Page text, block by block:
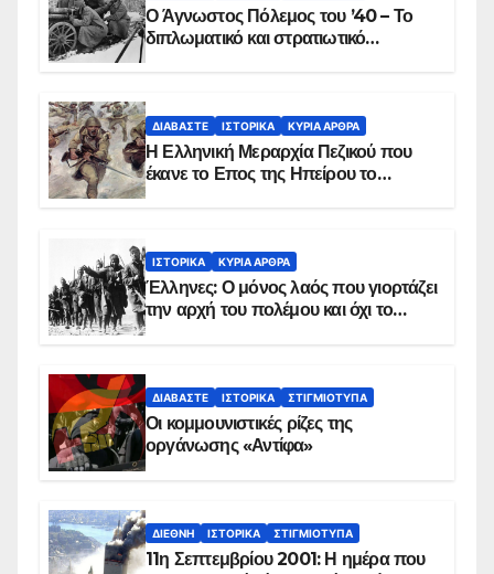
Ο Άγνωστος Πόλεμος του ’40 – Το
διπλωματικό και στρατιωτικό
ΔΙΑΒΆΣΤΕ ΙΣΤΟΡΙΚΆ ΚΥΡΙΑ ΑΡΘΡΑ
Η Ελληνική Μεραρχία Πεζικού που
έκανε το Επος της Ηπείρου το
ΙΣΤΟΡΙΚΆ ΚΥΡΙΑ ΑΡΘΡΑ
Έλληνες: Ο μόνος λαός που γιορτάζει
την αρχή του πολέμου και όχι το
ΔΙΑΒΆΣΤΕ ΙΣΤΟΡΙΚΆ ΣΤΙΓΜΙΌΤΥΠΑ
Οι κομμουνιστικές ρίζες της
οργάνωσης «Αντίφα»
ΔΙΕΘΝΉ ΙΣΤΟΡΙΚΆ ΣΤΙΓΜΙΌΤΥΠΑ
11η Σεπτεμβρίου 2001: Η ημέρα που